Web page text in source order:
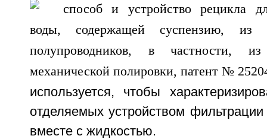
используется, чтобы
отделяемых устройством
вместе с жидкостью.